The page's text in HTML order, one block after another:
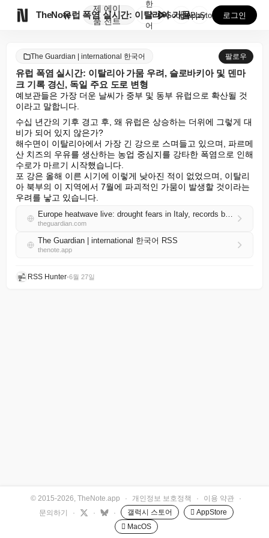
TheNote
제
품
에이
전트
유럽 폭염 실시간: 이탈리아 가뭄 우려, 슬로바키아 및...
한
국
어
GooglePlay
AppStore 로그인
The Guardian | international 한국어 팔로우
유럽 폭염 실시간: 이탈리아 가뭄 우려, 슬로바키아 및 덴마
크 기록 경신, 독일 주요 도로 변형
예보관들은 가장 더운 날씨가 중부 및 동부 유럽으로 확산될 것
이라고 말합니다.
수십 년간의 기후 경고 후, 왜 유럽은 상승하는 더위에 그렇게 대
비가 되어 있지 않은가?
해수면이 이탈리아에서 가장 긴 강으로 스며들고 있으며, 파르메
산 치즈의 우유를 생산하는 농업 중심지를 강타한 폭염으로 인해
수로가 마르기 시작했습니다.
포 강은 올해 이른 시기에 이렇게 낮아진 적이 없었으며, 이탈리
아 북부의 이 지역에서 7월에 파괴적인 가뭄이 발생할 것이라는
우려를 낳고 있습니다.
Europe heatwave live: drought fears in Italy, records broken in Slovakia and Denmark, major roads buckle in Germany
theguardian.com
The Guardian | international 한국어 RSS
thenote.app
RSS Hunter•6월 27일
© 2015-2026, TheNote.app · 개인정보 보호정책 · 이용 약관
·
문의하기
· · · 갤럭시 스토어
 AppStore
 MacOS